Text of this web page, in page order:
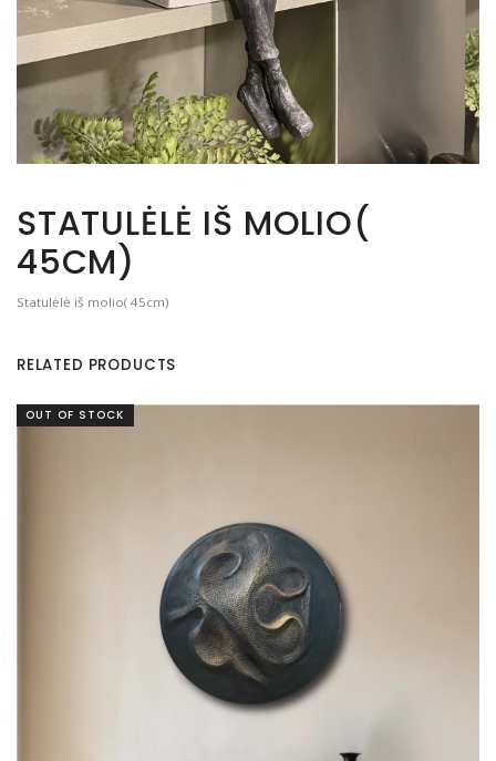
STATULĖLĖ IŠ MOLIO(
45CM)
Statulėlė iš molio( 45cm)
RELATED PRODUCTS
OUT OF STOCK